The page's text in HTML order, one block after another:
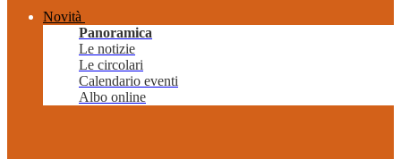
Novità
Panoramica
Le notizie
Le circolari
Calendario eventi
Albo online